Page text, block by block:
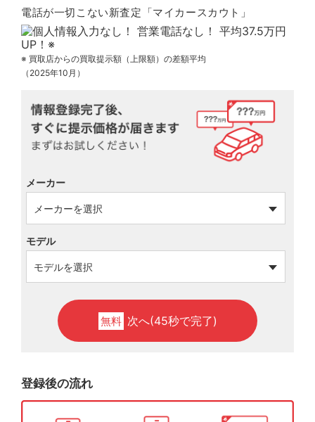
電話が一切こない新査定「マイカースカウト」
※ 買取店からの買取提示額（上限額）の差額平均
（2025年10月）
メーカー
モデル
無料 次へ(45秒で完了)
登録後の流れ